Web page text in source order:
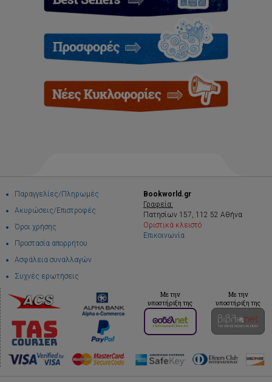
Παραγγελίες/Πληρωμές
Ακυρώσεις/Επιστροφές
Όροι χρήσης
Προστασία απορρήτου
Ασφάλεια συναλλαγών
Συχνές ερωτήσεις
Bookworld.gr
Γραφεία:
Πατησίων 157, 112 52 Αθήνα
Οριστικά κλειστό
Επικοινωνία
Με την
υποστήριξη της
Με την
υποστήριξη της